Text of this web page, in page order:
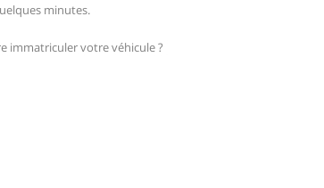
minutes.
immatriculer votre véhicule ?